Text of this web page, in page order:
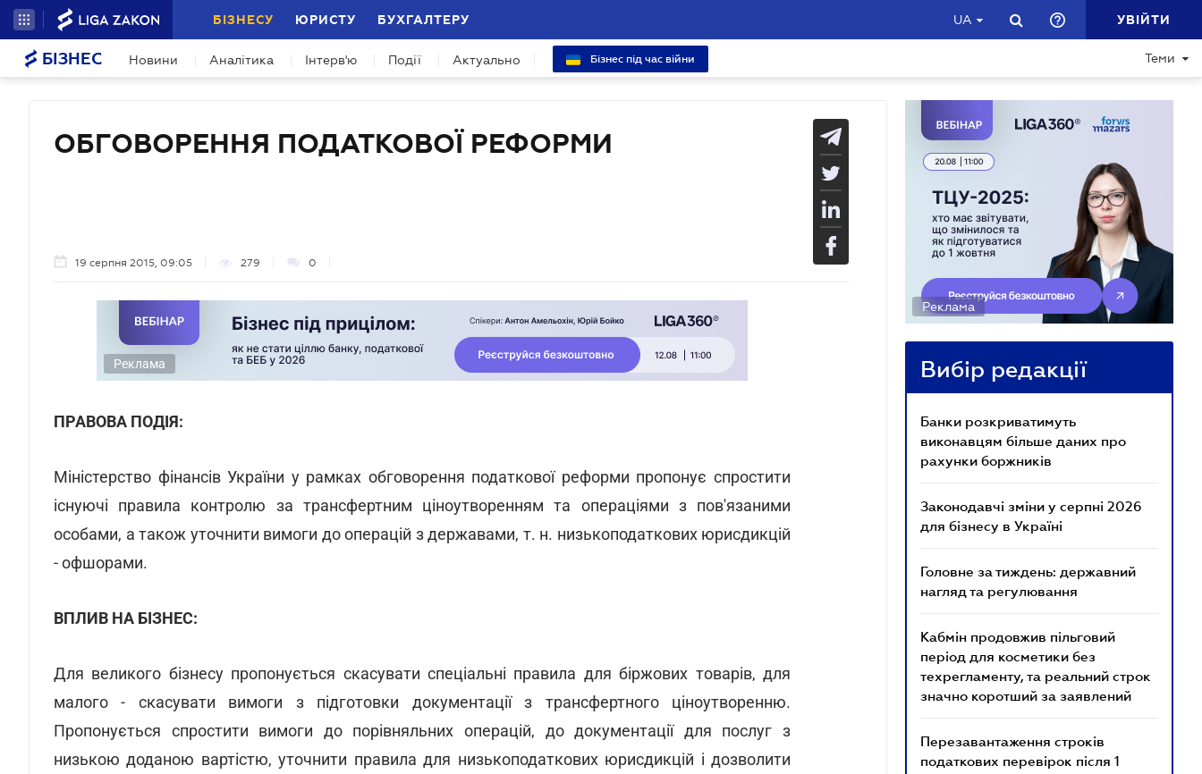
БІЗНЕСУ ЮРИСТУ БУХГАЛТЕРУ UA УВІЙТИ
БІЗНЕС Новини Аналітика Інтерв'ю Події Актуально Бізнес під час війни Теми
ОБГОВОРЕННЯ ПОДАТКОВОЇ РЕФОРМИ
19 серпня 2015, 09:05 279 0
Реклама
ПРАВОВА ПОДІЯ:
Міністерство фінансів України у рамках обговорення податкової реформи пропонує спростити
існуючі правила контролю за трансфертним ціноутворенням та операціями з пов'язаними
особами, а також уточнити вимоги до операцій з державами, т. н. низькоподаткових юрисдикцій
- офшорами.
ВПЛИВ НА БІЗНЕС:
Для великого бізнесу пропонується скасувати спеціальні правила для біржових товарів, для
малого - скасувати вимоги з підготовки документації з трансфертного ціноутворенню.
Пропонується спростити вимоги до порівняльних операцій, до документації для послуг з
низькою доданою вартістю, уточнити правила для низькоподаткових юрисдикцій і дозволити
Реклама
Вибір редакції
Банки розкриватимуть
виконавцям більше даних про
рахунки боржників
Законодавчі зміни у серпні 2026
для бізнесу в Україні
Головне за тиждень: державний
нагляд та регулювання
Кабмін продовжив пільговий
період для косметики без
техрегламенту, та реальний строк
значно коротший за заявлений
Перезавантаження строків
податкових перевірок після 1